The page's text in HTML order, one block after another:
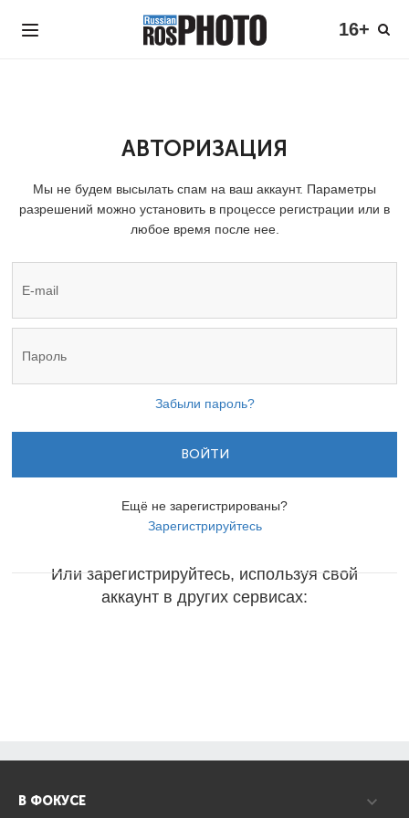
16+
АВТОРИЗАЦИЯ
Мы не будем высылать спам на ваш аккаунт. Параметры
разрешений можно установить в процессе регистрации или в
любое время после нее.
Забыли пароль?
ВОЙТИ
Ещё не зарегистрированы?
Зарегистрируйтесь
Или зарегистрируйтесь, используя свой
аккаунт в других сервисах:
В ФОКУСЕ